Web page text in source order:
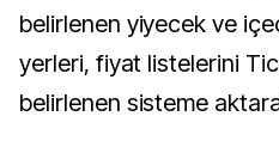
belirlenen yiyecek ve
yerleri, fiyat listelerini
belirlenen sisteme